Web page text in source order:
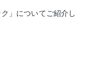
」についてご紹介し